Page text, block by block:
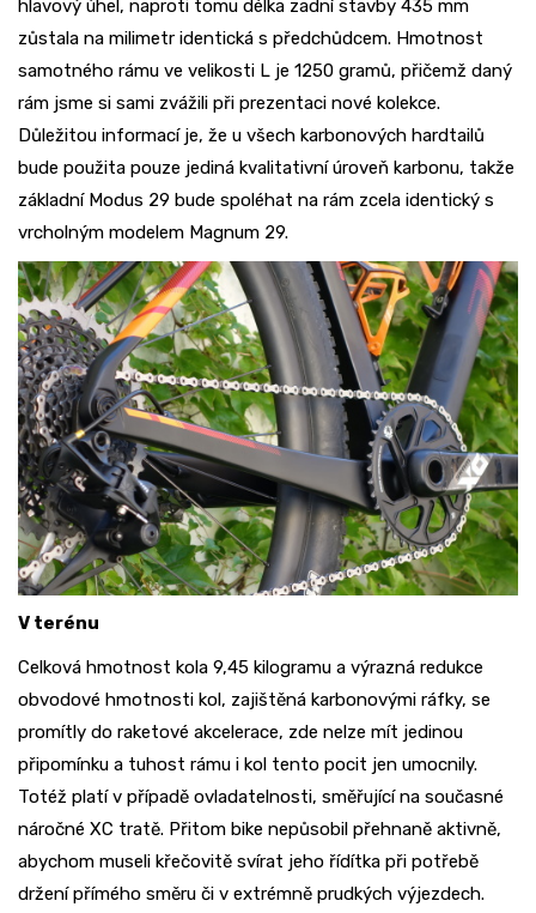
hlavový úhel, naproti tomu délka zadní stavby 435 mm
zůstala na milimetr identická s předchůdcem. Hmotnost
samotného rámu ve velikosti L je 1250 gramů, přičemž daný
rám jsme si sami zvážili při prezentaci nové kolekce.
Důležitou informací je, že u všech karbonových hardtailů
bude použita pouze jediná kvalitativní úroveň karbonu, takže
základní Modus 29 bude spoléhat na rám zcela identický s
vrcholným modelem Magnum 29.
V terénu
Celková hmotnost kola 9,45 kilogramu a výrazná redukce
obvodové hmotnosti kol, zajištěná karbonovými ráfky, se
promítly do raketové akcelerace, zde nelze mít jedinou
připomínku a tuhost rámu i kol tento pocit jen umocnily.
Totéž platí v případě ovladatelnosti, směřující na současné
náročné XC tratě. Přitom bike nepůsobil přehnaně aktivně,
abychom museli křečovitě svírat jeho řídítka při potřebě
držení přímého směru či v extrémně prudkých výjezdech.